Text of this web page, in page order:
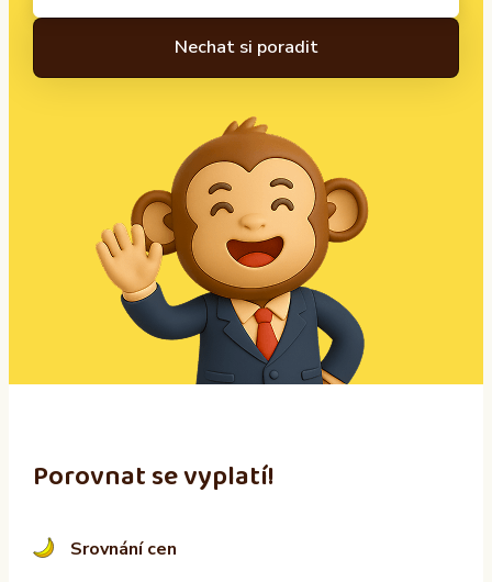
:
Porovnat se vyplatí!
Srovnání cen